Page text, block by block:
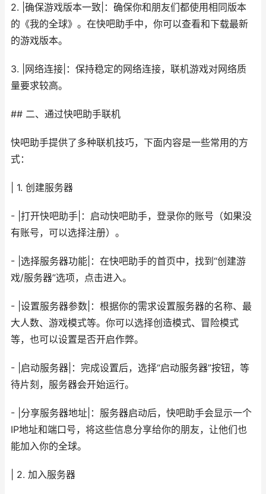
2. |确保游戏版本一致|：确保你和朋友们都使用相同版本
的《我的全球》。在快吧助手中，你可以查看和下载最新
的游戏版本。
3. |网络连接|：保持稳定的网络连接，联机游戏对网络质
量要求较高。
## 二、通过快吧助手联机
快吧助手提供了多种联机技巧，下面内容是一些常用的方
式：
| 1. 创建服务器
- |打开快吧助手|：启动快吧助手，登录你的账号（如果没
有账号，可以选择注册）。
- |选择服务器功能|：在快吧助手的首页中，找到“创建游
戏/服务器”选项，点击进入。
- |设置服务器参数|：根据你的需求设置服务器的名称、最
大人数、游戏模式等。你可以选择创造模式、冒险模式
等，也可以设置是否开启作弊。
- |启动服务器|：完成设置后，选择“启动服务器”按钮，等
待片刻，服务器会开始运行。
- |分享服务器地址|：服务器启动后，快吧助手会显示一个
IP地址和端口号，将这些信息分享给你的朋友，让他们也
能加入你的全球。
| 2. 加入服务器